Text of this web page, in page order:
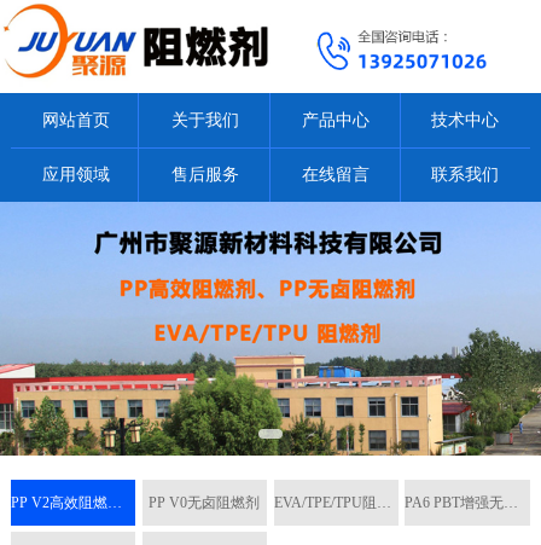
网站首页 关于我们 产品中心 技术中心
应用领域 售后服务 在线留言 联系我们
PP V2高效阻燃剂/母粒 PP V0无卤阻燃剂 EVA/TPE/TPU阻燃剂 PA6 PBT增强无卤阻燃剂